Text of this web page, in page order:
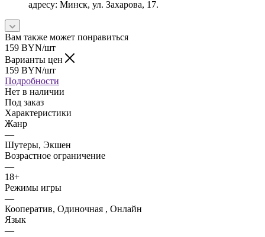
адресу: Минск, ул. Захарова, 17.
Вам также может понравиться
159 BYN/шт
Варианты цен
159 BYN/шт
Подробности
Нет в наличии
Под заказ
Характеристики
Жанр
—
Шутеры, Экшен
Возрастное ограничение
—
18+
Режимы игры
—
Кооператив, Одиночная , Онлайн
Язык
—